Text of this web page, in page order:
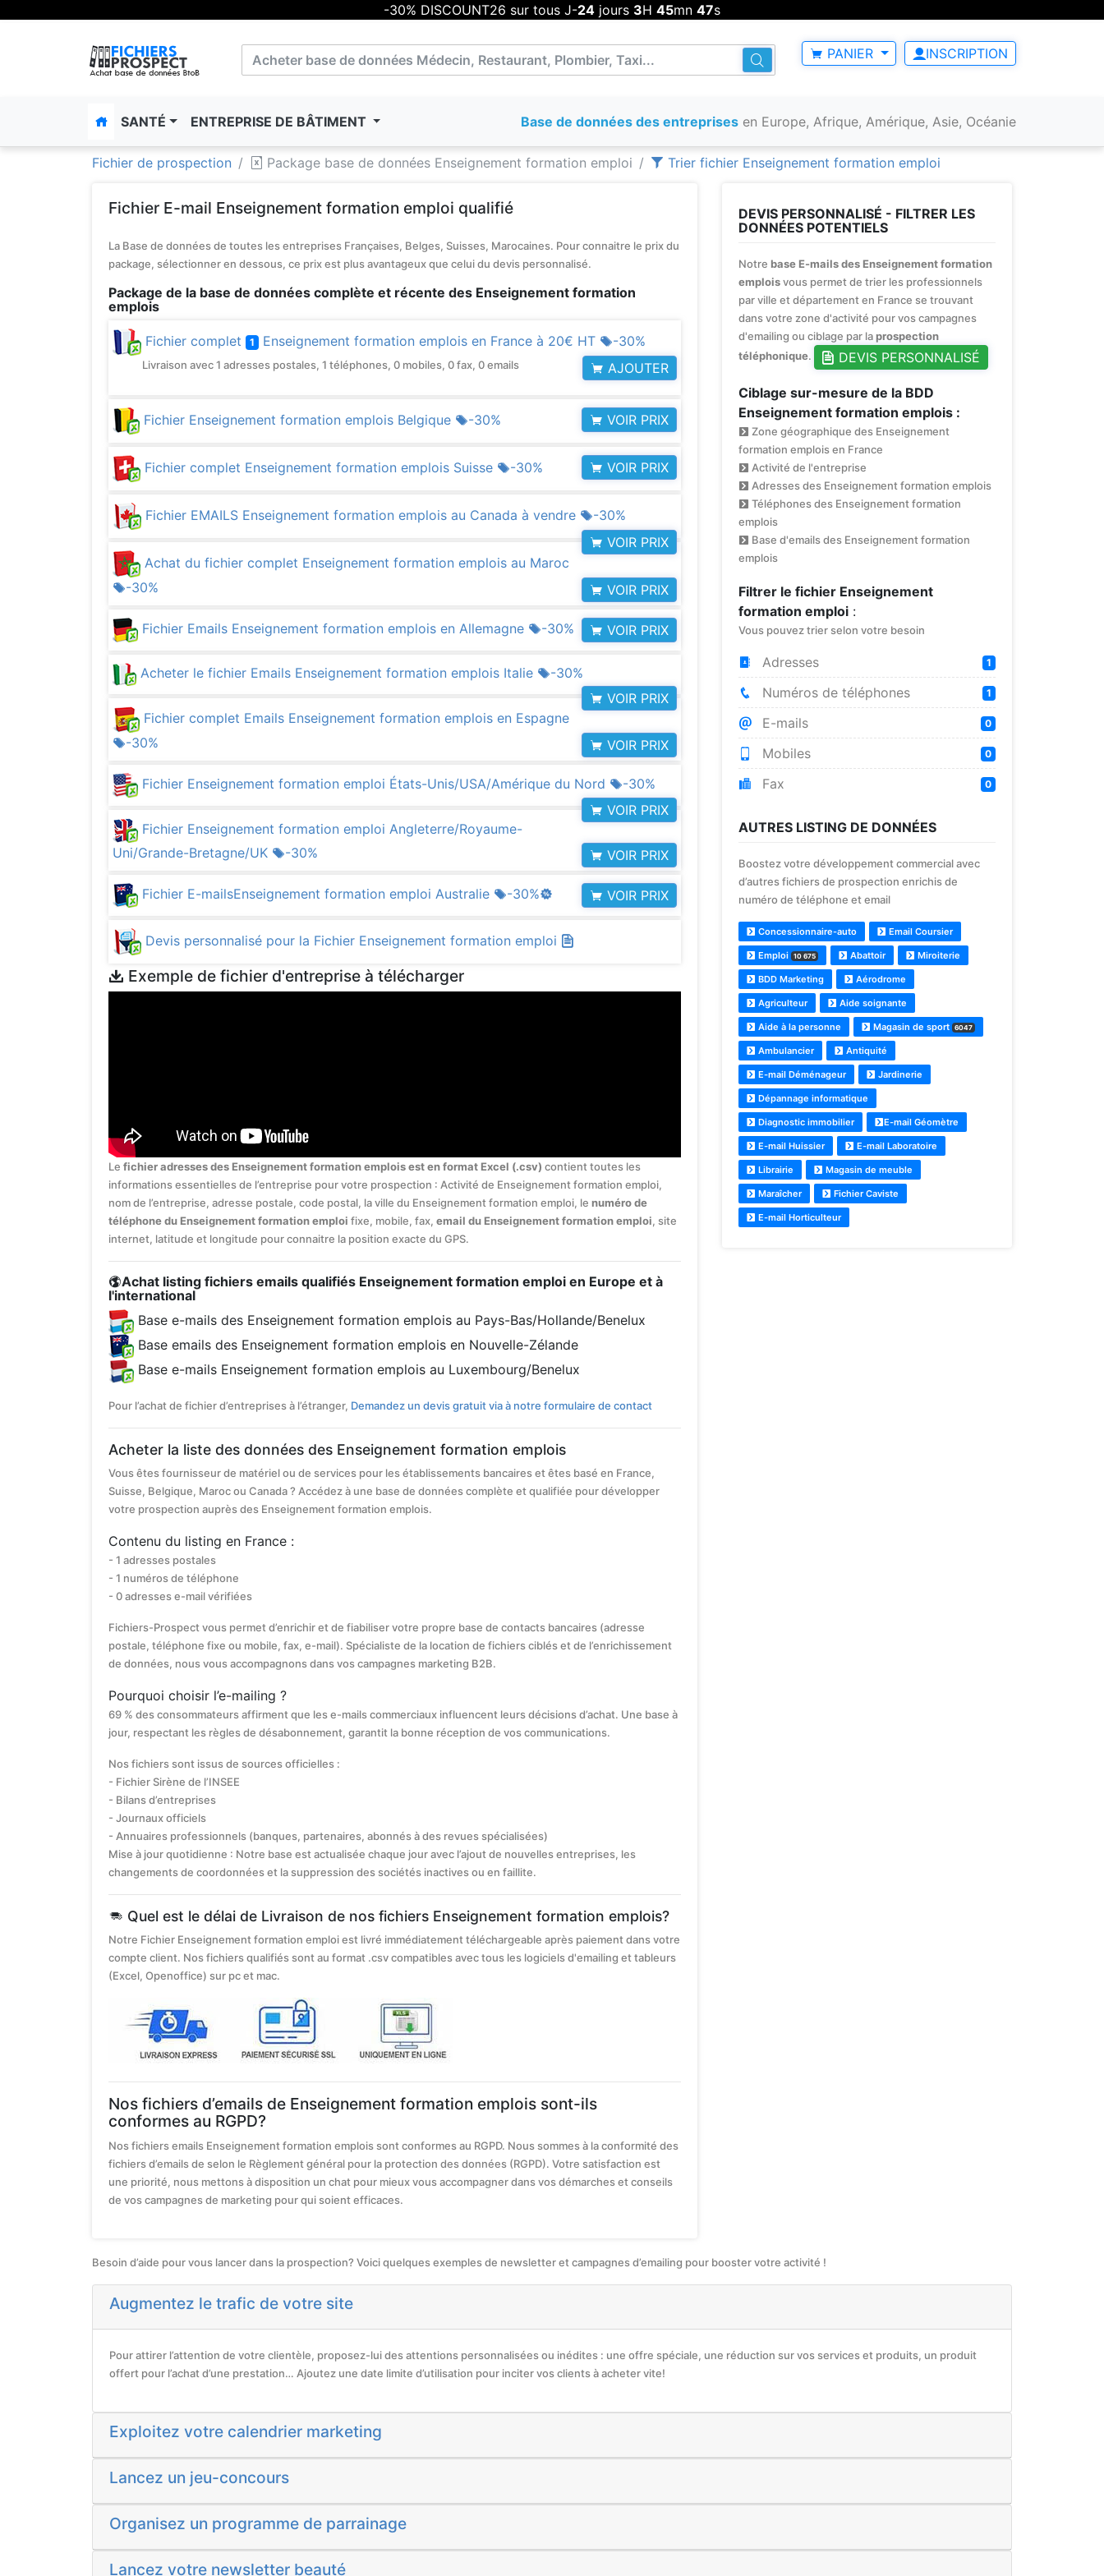
-30% DISCOUNT26 sur tous J-24jours 3H 45mn 46s
PANIER INSCRIPTION
SANTÉ ENTREPRISE DE BÂTIMENT Base de données des entreprises en Europe, Afrique, Amérique, Asie, Océanie
Fichier de prospection Package base de données Enseignement formation emploi Trier fichier Enseignement formation emploi
Fichier E-mail Enseignement formation emploi qualifié
La Base de données de toutes les entreprises Françaises, Belges, Suisses, Marocaines. Pour connaitre le prix du
package, sélectionner en dessous, ce prix est plus avantageux que celui du devis personnalisé.
Package de la base de données complète et récente des Enseignement formation
emplois
Fichier complet 1 Enseignement formation emplois en France à 20€ HT
-30%
AJOUTER
Livraison avec 1 adresses postales, 1 téléphones, 0 mobiles, 0 fax, 0 emails
Fichier Enseignement formation emplois Belgique -30% VOIR PRIX
Fichier complet Enseignement formation emplois Suisse -30% VOIR PRIX
Fichier EMAILS Enseignement formation emplois au Canada à vendre
-30%
VOIR PRIX
Achat du fichier complet Enseignement formation emplois au Maroc
-30%
VOIR PRIX
Fichier Emails Enseignement formation emplois en Allemagne -30% VOIR PRIX
Acheter le fichier Emails Enseignement formation emplois Italie
-30%
VOIR PRIX
Fichier complet Emails Enseignement formation emplois en Espagne
-30%
VOIR PRIX
Fichier Enseignement formation emploi États-Unis/USA/Amérique du Nord
-30%
VOIR PRIX
Fichier Enseignement formation emploi Angleterre/Royaume-
Uni/Grande-Bretagne/UK
-30% VOIR PRIX
Fichier E-mailsEnseignement formation emploi Australie -30% VOIR PRIX
Devis personnalisé pour la Fichier Enseignement formation emploi
Exemple de fichier d'entreprise à télécharger
Le fichier adresses des Enseignement formation emplois est en format Excel (.csv) contient toutes les
informations essentielles de l’entreprise pour votre prospection : Activité de Enseignement formation emploi,
nom de l’entreprise, adresse postale, code postal, la ville du Enseignement formation emploi, le numéro de
téléphone du Enseignement formation emploi fixe, mobile, fax, email du Enseignement formation emploi, site
internet, latitude et longitude pour connaitre la position exacte du GPS.
Achat listing fichiers emails qualifiés Enseignement formation emploi en Europe et à
l'international
Base e-mails des Enseignement formation emplois au Pays-Bas/Hollande/Benelux
Base emails des Enseignement formation emplois en Nouvelle-Zélande
Base e-mails Enseignement formation emplois au Luxembourg/Benelux
Pour l’achat de fichier d’entreprises à l’étranger, Demandez un devis gratuit via à notre formulaire de contact
Acheter la liste des données des Enseignement formation emplois
Vous êtes fournisseur de matériel ou de services pour les établissements bancaires et êtes basé en France,
Suisse, Belgique, Maroc ou Canada ? Accédez à une base de données complète et qualifiée pour développer
votre prospection auprès des Enseignement formation emplois.
Contenu du listing en France :
- 1 adresses postales
- 1 numéros de téléphone
- 0 adresses e-mail vérifiées
Fichiers-Prospect vous permet d’enrichir et de fiabiliser votre propre base de contacts bancaires (adresse
postale, téléphone fixe ou mobile, fax, e-mail). Spécialiste de la location de fichiers ciblés et de l’enrichissement
de données, nous vous accompagnons dans vos campagnes marketing B2B.
Pourquoi choisir l’e-mailing ?
69 % des consommateurs affirment que les e-mails commerciaux influencent leurs décisions d’achat. Une base à
jour, respectant les règles de désabonnement, garantit la bonne réception de vos communications.
Nos fichiers sont issus de sources officielles :
- Fichier Sirène de l’INSEE
- Bilans d’entreprises
- Journaux officiels
- Annuaires professionnels (banques, partenaires, abonnés à des revues spécialisées)
Mise à jour quotidienne : Notre base est actualisée chaque jour avec l’ajout de nouvelles entreprises, les
changements de coordonnées et la suppression des sociétés inactives ou en faillite.
Quel est le délai de Livraison de nos fichiers Enseignement formation emplois?
Notre Fichier Enseignement formation emploi est livré immédiatement téléchargeable après paiement dans votre
compte client. Nos fichiers qualifiés sont au format .csv compatibles avec tous les logiciels d'emailing et tableurs
(Excel, Openoffice) sur pc et mac.
Nos fichiers d’emails de Enseignement formation emplois sont-ils
conformes au RGPD?
Nos fichiers emails Enseignement formation emplois sont conformes au RGPD. Nous sommes à la conformité des
fichiers d’emails de selon le Règlement général pour la protection des données (RGPD). Votre satisfaction est
une priorité, nous mettons à disposition un chat pour mieux vous accompagner dans vos démarches et conseils
de vos campagnes de marketing pour qui soient efficaces.
DEVIS PERSONNALISÉ - FILTRER LES
DONNÉES POTENTIELS
Notre base E-mails des Enseignement formation
emploisvous permet de trier les professionnels
par ville et département en France se trouvant
dans votre zone d'activité pour vos campagnes
d'emailing ou ciblage par laprospection
téléphonique. DEVIS PERSONNALISÉ
Ciblage sur-mesure de la BDD
Enseignement formation emplois :
Zone géographique des Enseignement
formation emplois en France
Activité de l'entreprise
Adresses des Enseignement formation emplois
Téléphones des Enseignement formation
emplois
Base d'emails des Enseignement formation
emplois
Filtrer le fichier Enseignement
formation emploi:
Vous pouvez trier selon votre besoin
Adresses 1
Numéros de téléphones 1
E-mails 0
Mobiles 0
Fax 0
AUTRES LISTING DE DONNÉES
Boostez votre développement commercial avec
d’autres fichiers de prospection enrichis de
numéro de téléphone et email
Concessionnaire-auto Email Coursier
Emploi 10 675 Abattoir Miroiterie
BDD Marketing Aérodrome
Agriculteur Aide soignante
Aide à la personne Magasin de sport 6047
Ambulancier Antiquité
E-mail Déménageur Jardinerie
Dépannage informatique
Diagnostic immobilier E-mail Géomètre
E-mail Huissier E-mail Laboratoire
Librairie Magasin de meuble
Maraîcher Fichier Caviste
E-mail Horticulteur
Besoin d’aide pour vous lancer dans la prospection? Voici quelques exemples de newsletter et campagnes d’emailing pour booster votre activité !
Augmentez le trafic de votre site
Pour attirer l’attention de votre clientèle, proposez-lui des attentions personnalisées ou inédites : une offre spéciale, une réduction sur vos services et produits, un produit
offert pour l’achat d’une prestation… Ajoutez une date limite d’utilisation pour inciter vos clients à acheter vite!
Exploitez votre calendrier marketing
Lancez un jeu-concours
Organisez un programme de parrainage
Lancez votre newsletter beauté